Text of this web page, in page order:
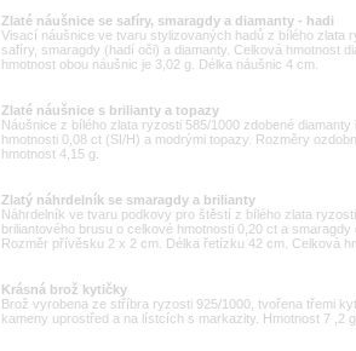
Zlaté náušnice se safíry, smaragdy a diamanty - hadi
Visací náušnice ve tvaru stylizovaných hadů z bílého zlata
safíry, smaragdy (hadí oči) a diamanty. Celková hmotnost
hmotnost obou náušnic je 3,02 g. Délka náušnic 4 cm.
Zlaté náušnice s brilianty a topazy
Náušnice z bílého zlata ryzosti 585/1000 zdobené
hmotnosti 0,08 ct (SI/H) a modrými topazy. Rozměry
hmotnost 4,15 g.
Zlatý náhrdelník se smaragdy a brilianty
Náhrdelník ve tvaru podkovy pro štěstí z bílého zlata
briliantového brusu o celkové hmotnosti 0,20 ct a smaragdy
Rozměr přívěsku 2 x 2 cm. Délka řetízku 42 cm. Celková
Krásná brož kytičky
Brož vyrobena ze stříbra ryzosti 925/1000, tvořena třemi
kameny uprostřed a na lístcích s markazity. Hmotnost 7 ,2